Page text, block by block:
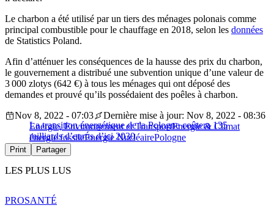
Le charbon a été utilisé par un tiers des ménages polonais comme
principal combustible pour le chauffage en 2018, selon les données
de Statistics Poland.
Afin d’atténuer les conséquences de la hausse des prix du charbon,
le gouvernement a distribué une subvention unique d’une valeur de
3 000 zlotys (642 €) à tous les ménages qui ont déposé des
demandes et prouvé qu’ils possédaient des poêles à charbon.
La transition énergétique de la Pologne coûtera 135
milliards d’euros d’ici 2030
Nov 8, 2022 - 07:03
Dernière mise à jour: Nov 8, 2022 - 08:36
Energie, Environnement et TransportEnergie & Climat
énergie fossileÉnergie NucléairePologne
Print Partager
LES PLUS LUS
PROSANTÉ